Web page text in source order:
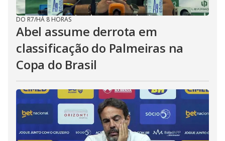
DO R7/HÁ 8 HORAS
Abel assume derrota em
classificação do Palmeiras na
Copa do Brasil